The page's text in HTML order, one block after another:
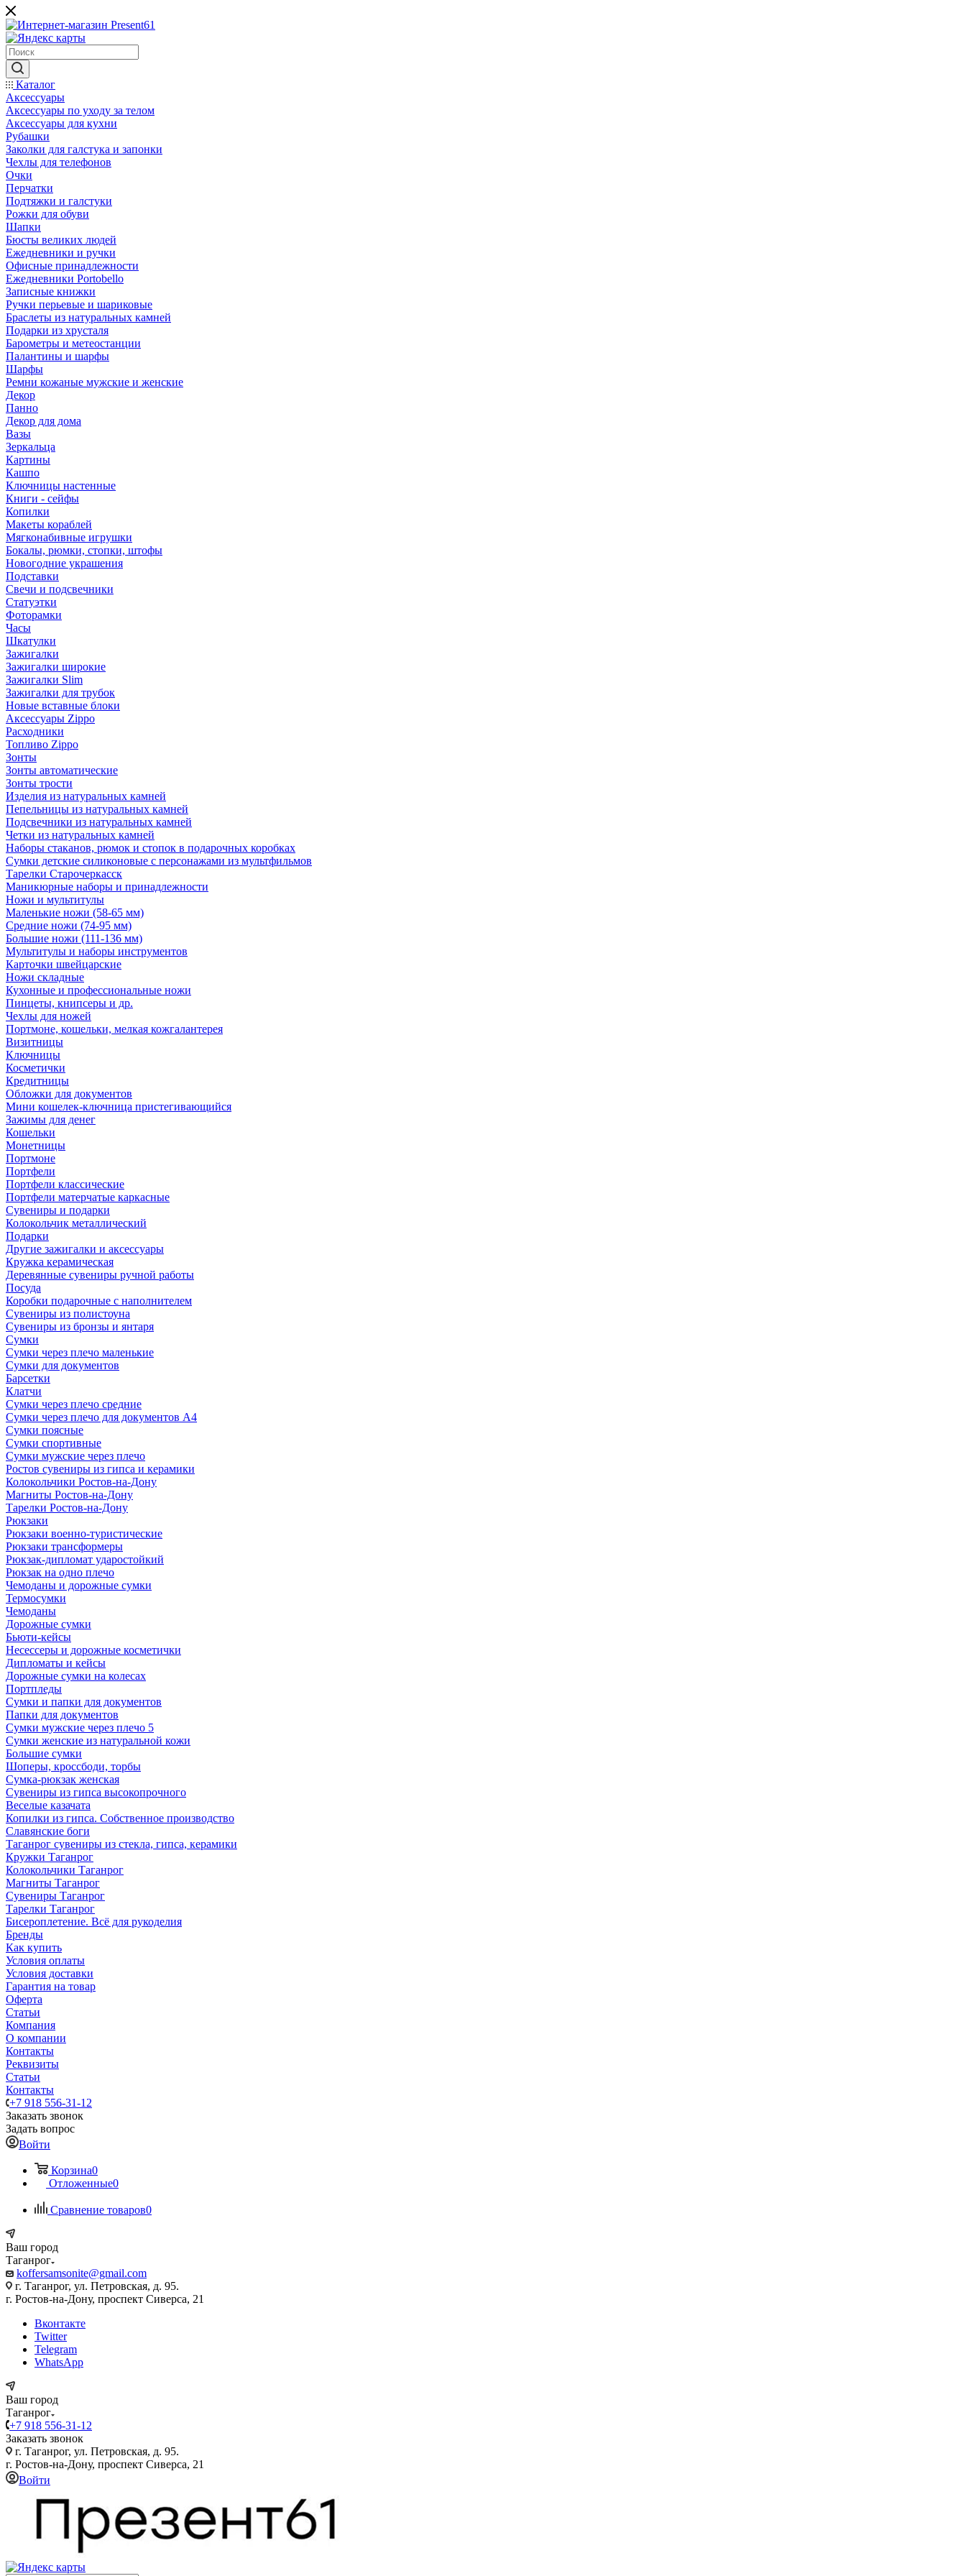
Каталог
Аксессуары
Аксессуары по уходу за телом
Аксессуары для кухни
Рубашки
Заколки для галстука и запонки
Чехлы для телефонов
Очки
Перчатки
Подтяжки и галстуки
Рожки для обуви
Шапки
Бюсты великих людей
Ежедневники и ручки
Офисные принадлежности
Ежедневники Portobello
Записные книжки
Ручки перьевые и шариковые
Браслеты из натуральных камней
Подарки из хрусталя
Барометры и метеостанции
Палантины и шарфы
Шарфы
Ремни кожаные мужские и женские
Декор
Панно
Декор для дома
Вазы
Зеркальца
Картины
Кашпо
Ключницы настенные
Книги - сейфы
Копилки
Макеты кораблей
Мягконабивные игрушки
Бокалы, рюмки, стопки, штофы
Новогодние украшения
Подставки
Свечи и подсвечники
Статуэтки
Фоторамки
Часы
Шкатулки
Зажигалки
Зажигалки широкие
Зажигалки Slim
Зажигалки для трубок
Новые вставные блоки
Аксессуары Zippo
Расходники
Топливо Zippo
Зонты
Зонты автоматические
Зонты трости
Изделия из натуральных камней
Пепельницы из натуральных камней
Подсвечники из натуральных камней
Четки из натуральных камней
Наборы стаканов, рюмок и стопок в подарочных коробках
Сумки детские силиконовые с персонажами из мультфильмов
Тарелки Старочеркасск
Маникюрные наборы и принадлежности
Ножи и мультитулы
Маленькие ножи (58-65 мм)
Средние ножи (74-95 мм)
Большие ножи (111-136 мм)
Мультитулы и наборы инструментов
Карточки швейцарские
Ножи складные
Кухонные и профессиональные ножи
Пинцеты, книпсеры и др.
Чехлы для ножей
Портмоне, кошельки, мелкая кожгалантерея
Визитницы
Ключницы
Косметички
Кредитницы
Обложки для документов
Мини кошелек-ключница пристегивающийся
Зажимы для денег
Кошельки
Монетницы
Портмоне
Портфели
Портфели классические
Портфели матерчатые каркасные
Сувениры и подарки
Колокольчик металлический
Подарки
Другие зажигалки и аксессуары
Кружка керамическая
Деревянные сувениры ручной работы
Посуда
Коробки подарочные с наполнителем
Сувениры из полистоуна
Сувениры из бронзы и янтаря
Сумки
Сумки через плечо маленькие
Сумки для документов
Барсетки
Клатчи
Сумки через плечо средние
Сумки через плечо для документов А4
Сумки поясные
Сумки спортивные
Сумки мужские через плечо
Ростов сувениры из гипса и керамики
Колокольчики Ростов-на-Дону
Магниты Ростов-на-Дону
Тарелки Ростов-на-Дону
Рюкзаки
Рюкзаки военно-туристические
Рюкзаки трансформеры
Рюкзак-дипломат ударостойкий
Рюкзак на одно плечо
Чемоданы и дорожные сумки
Термосумки
Чемоданы
Дорожные сумки
Бьюти-кейсы
Несессеры и дорожные косметички
Дипломаты и кейсы
Дорожные сумки на колесах
Портпледы
Сумки и папки для документов
Папки для документов
Сумки мужские через плечо 5
Сумки женские из натуральной кожи
Большие сумки
Шоперы, кроссбоди, торбы
Сумка-рюкзак женская
Сувениры из гипса высокопрочного
Веселые казачата
Копилки из гипса. Собственное производство
Славянские боги
Таганрог сувениры из стекла, гипса, керамики
Кружки Таганрог
Колокольчики Таганрог
Магниты Таганрог
Сувениры Таганрог
Тарелки Таганрог
Бисероплетение. Всё для рукоделия
Бренды
Как купить
Условия оплаты
Условия доставки
Гарантия на товар
Оферта
Статьи
Компания
О компании
Контакты
Реквизиты
Статьи
Контакты
+7 918 556-31-12
Заказать звонок
Задать вопрос
Войти
Корзина0
Отложенные0
Сравнение товаров0
Ваш город
Таганрог
koffersamsonite@gmail.com
г. Таганрог, ул. Петровская, д. 95.
г. Ростов-на-Дону, проспект Сиверса, 21
Вконтакте
Twitter
Telegram
WhatsApp
Ваш город
Таганрог
+7 918 556-31-12
Заказать звонок
г. Таганрог, ул. Петровская, д. 95.
г. Ростов-на-Дону, проспект Сиверса, 21
Войти